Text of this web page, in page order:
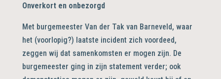
Onverkort en onbezorgd
Met burgemeester Van der Tak van Barneveld, waar
het (voorlopig?) laatste incident zich voordeed,
zeggen wij dat samenkomsten er mogen zijn. De
burgemeester ging in zijn statement verder; ook